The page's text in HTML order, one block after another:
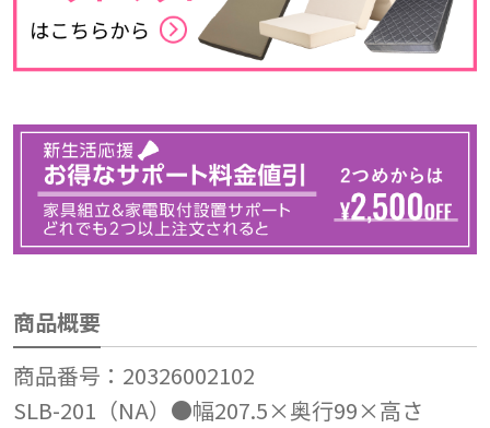
商品概要
商品番号：20326002102
SLB-201（NA）●幅207.5×奥行99×高さ